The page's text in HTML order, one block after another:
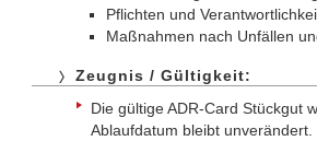
Pflichten und
Maßnahmen nach Unfällen
Zeugnis / Gültigkeit:
Die gültige ADR-Card Stückgut
Ablaufdatum bleibt unverändert.